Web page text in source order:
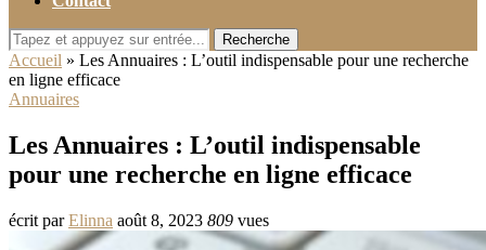
Recherche
Accueil » Les Annuaires : L’outil indispensable pour une recherche
en ligne efficace
Annuaires
Les Annuaires : L’outil indispensable
pour une recherche en ligne efficace
écrit parElinna août 8, 2023 809 vues